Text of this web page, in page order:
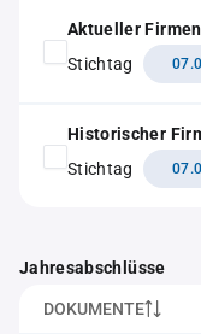
Aktueller
Stichtag
Historischer
Stichtag
Jahresabschlüsse
DOKUMENTE